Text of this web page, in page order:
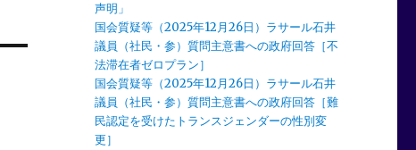
声明」
国会質疑等（2025年12月26日）ラサール石井
議員（社民・参）質問主意書への政府回答［不
法滞在者ゼロプラン］
国会質疑等（2025年12月26日）ラサール石井
議員（社民・参）質問主意書への政府回答［難
民認定を受けたトランスジェンダーの性別変
更］